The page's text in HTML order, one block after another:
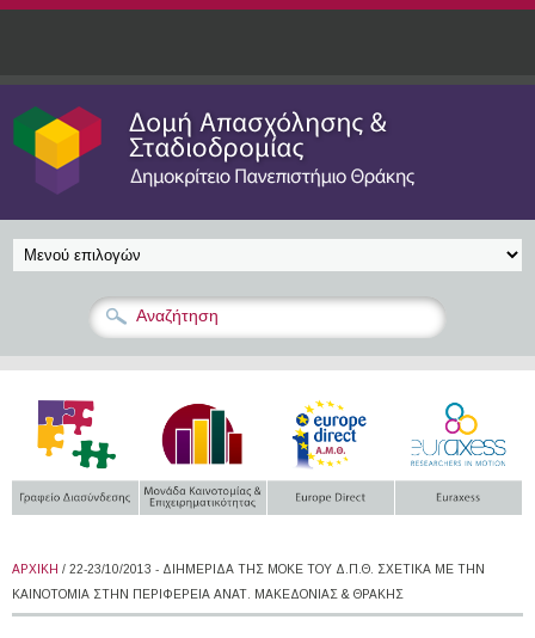
Παράκαμψη προς το κυρίως περιεχόμενο
ΑΡΧΙΚΉ / 22-23/10/2013 - ΔΙΗΜΕΡΊΔΑ ΤΗΣ ΜΟΚΕ ΤΟΥ Δ.Π.Θ. ΣΧΕΤΙΚΆ ΜΕ ΤΗΝ
ΚΑΙΝΟΤΟΜΊΑ ΣΤΗΝ ΠΕΡΙΦΈΡΕΙΑ ΑΝΑΤ. ΜΑΚΕΔΟΝΊΑΣ & ΘΡΆΚΗΣ